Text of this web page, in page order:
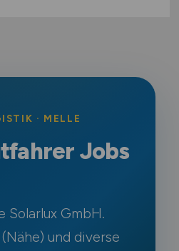
· MELLE
Jobs
Solarlux GmbH.
und diverse